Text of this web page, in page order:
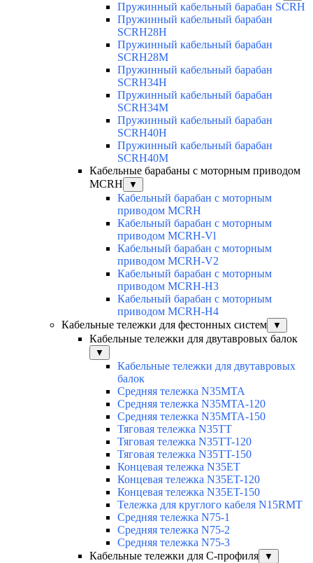
Пружинный кабельный барабан SCRH
Пружинный кабельный барабан
SCRH28H
Пружинный кабельный барабан
SCRH28M
Пружинный кабельный барабан
SCRH34H
Пружинный кабельный барабан
SCRH34M
Пружинный кабельный барабан
SCRH40H
Пружинный кабельный барабан
SCRH40M
Кабельные барабаны с моторным приводом
MCRH
▼
Кабельный барабан с моторным
приводом MCRH
Кабельный барабан с моторным
приводом MCRH-Vl
Кабельный барабан с моторным
приводом MCRH-V2
Кабельный барабан с моторным
приводом MCRH-H3
Кабельный барабан с моторным
приводом MCRH-H4
Кабельные тележки для фестонных систем
▼
Кабельные тележки для двутавровых балок
▼
Кабельные тележки для двутавровых
балок
Средняя тележка N35MTA
Средняя тележка N35MTA-120
Средняя тележка N35MTA-150
Тяговая тележка N35TT
Тяговая тележка N35TT-120
Тяговая тележка N35TT-150
Концевая тележка N35ET
Концевая тележка N35ET-120
Концевая тележка N35ET-150
Тележка для круглого кабеля N15RMT
Средняя тележка N75-1
Средняя тележка N75-2
Средняя тележка N75-3
Кабельные тележки для С-профиля
▼